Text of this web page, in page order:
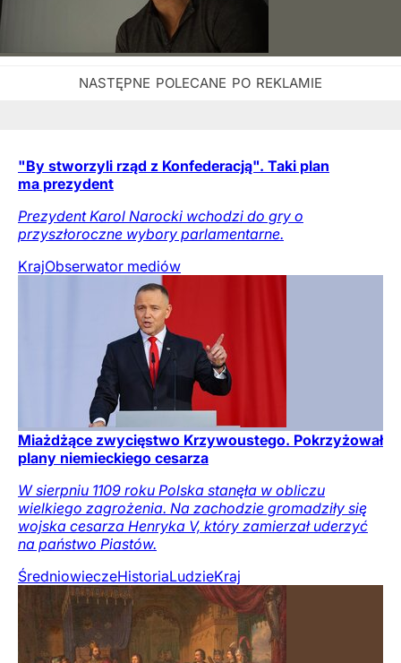
"By stworzyli rząd z Konfederacją". Taki plan
ma prezydent
Prezydent Karol Narocki wchodzi do gry o
przyszłoroczne wybory parlamentarne.
KrajObserwator mediów
Miażdżące zwycięstwo Krzywoustego. Pokrzyżował
plany niemieckiego cesarza
W sierpniu 1109 roku Polska stanęła w obliczu
wielkiego zagrożenia. Na zachodzie gromadziły się
wojska cesarza Henryka V, który zamierzał uderzyć
na państwo Piastów.
ŚredniowieczeHistoriaLudzieKraj